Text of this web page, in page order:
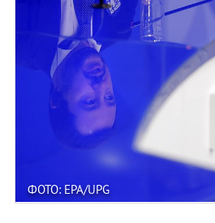
ФОТО: EPA/UPG